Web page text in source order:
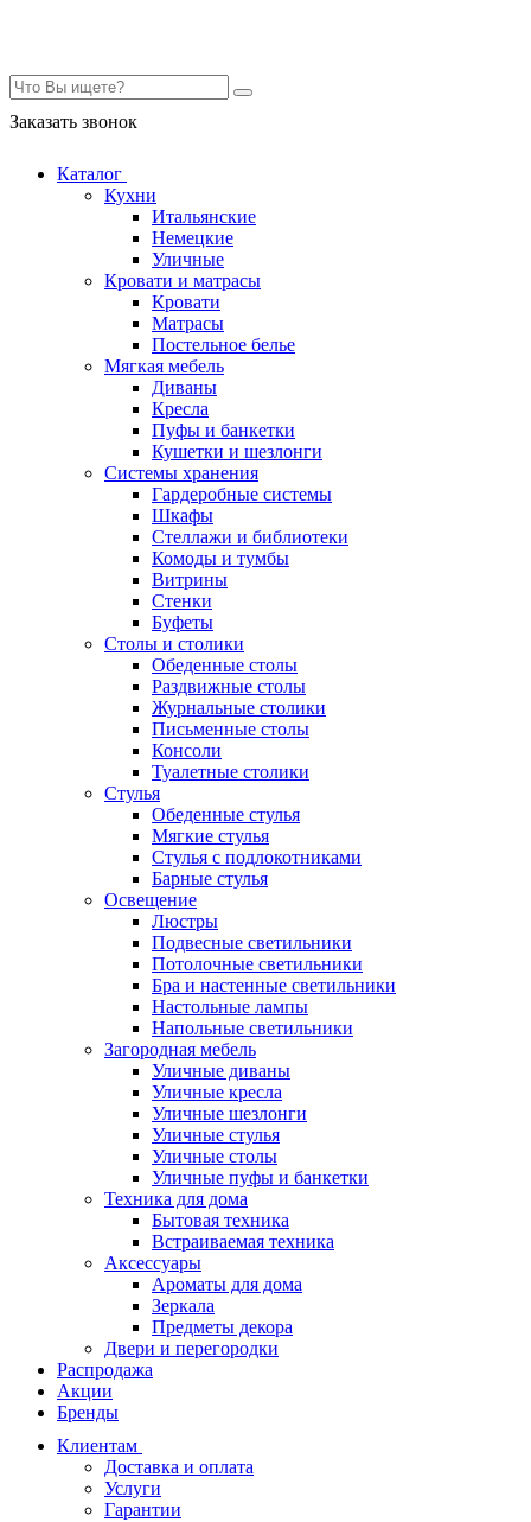
Заказать звонок
Каталог
Кухни
Итальянские
Немецкие
Уличные
Кровати и матрасы
Кровати
Матрасы
Постельное белье
Мягкая мебель
Диваны
Кресла
Пуфы и банкетки
Кушетки и шезлонги
Системы хранения
Гардеробные системы
Шкафы
Стеллажи и библиотеки
Комоды и тумбы
Витрины
Стенки
Буфеты
Столы и столики
Обеденные столы
Раздвижные столы
Журнальные столики
Письменные столы
Консоли
Туалетные столики
Стулья
Обеденные стулья
Мягкие стулья
Стулья с подлокотниками
Барные стулья
Освещение
Люстры
Подвесные светильники
Потолочные светильники
Бра и настенные светильники
Настольные лампы
Напольные светильники
Загородная мебель
Уличные диваны
Уличные кресла
Уличные шезлонги
Уличные стулья
Уличные столы
Уличные пуфы и банкетки
Техника для дома
Бытовая техника
Встраиваемая техника
Аксессуары
Ароматы для дома
Зеркала
Предметы декора
Двери и перегородки
Распродажа
Акции
Бренды
Клиентам
Доставка и оплата
Услуги
Гарантии